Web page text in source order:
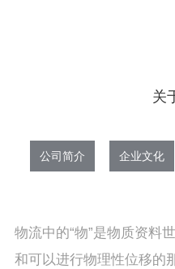
关
公司简介 企业文化
物流中的“物”是物质资料
和可以进行物理性位移的